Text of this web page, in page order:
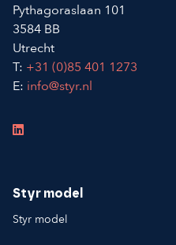
Pythagoraslaan 101
3584 BB
Utrecht
T: +31 (0)85 401 1273
E: info@styr.nl
Styr model
Styr model